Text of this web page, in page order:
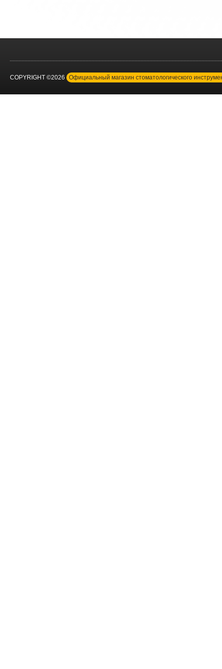
COPYRIGHT ©2026 Официальный магазин стоматологического